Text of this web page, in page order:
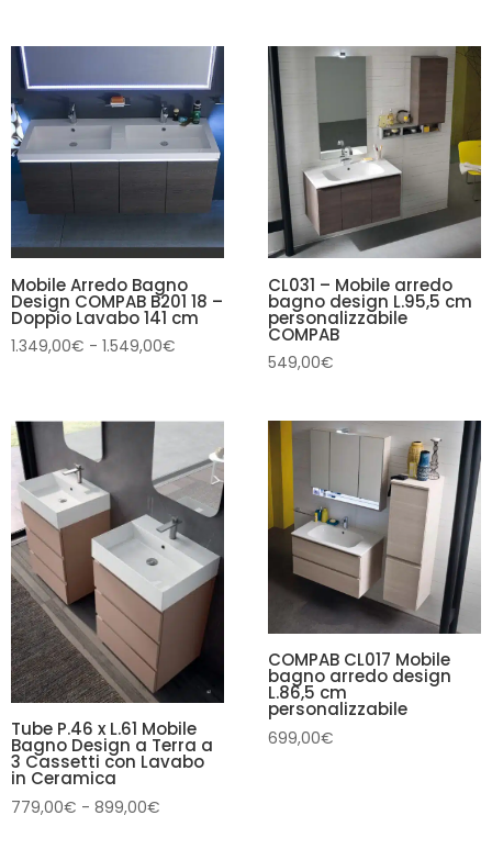
a
Mobile Arredo Bagno
Design COMPAB B201 18 –
Doppio Lavabo 141 cm
1.349,00€ - 1.549,00€
da
1.349,00€
a
1.549,00€
CL031 – Mobile arredo
bagno design L.95,5 cm
personalizzabile
COMPAB
549,00€
Tube P.46 x L.61 Mobile
Bagno Design a Terra a
3 Cassetti con Lavabo
in Ceramica
779,00€ - 899,00€
COMPAB CL017 Mobile
bagno arredo design
L.86,5 cm
personalizzabile
699,00€